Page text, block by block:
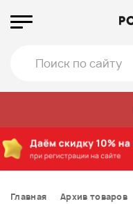
Главная Архив товаров